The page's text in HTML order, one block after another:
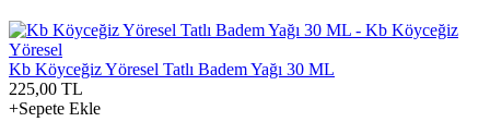
Kb Köyceğiz Yöresel Tatlı Badem Yağı 30 ML
225,00 TL
+Sepete Ekle